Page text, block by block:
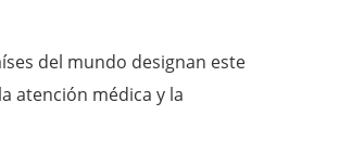
del mundo designan este
atención médica y la